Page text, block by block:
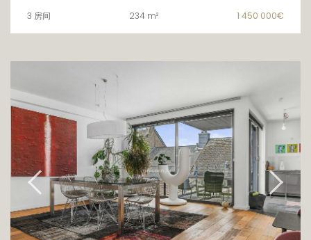
3 房间 234 m² 1 450 000€